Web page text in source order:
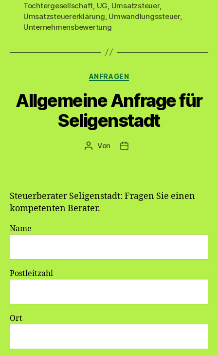
Tochtergesellschaft UG Umsatzsteuer,
Umsatzsteuererklärung Umwandlungssteuer,
Unternehmensbewertung
Kategorien
ANFRAGEN
Allgemeine Anfrage für
Seligenstadt
Beitragsautor
Von Veröffentlichungsdatum
Steuerberater Seligenstadt: Fragen Sie einen
kompetenten Berater.
Name
Postleitzahl
Ort